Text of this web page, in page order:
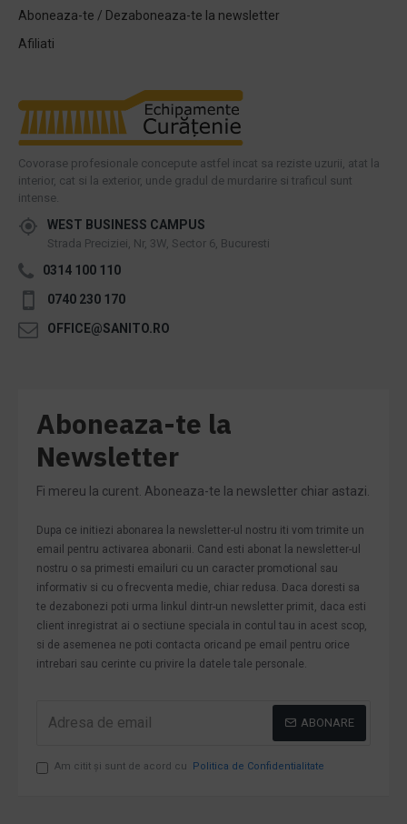
Aboneaza-te / Dezaboneaza-te la newsletter
Afiliati
Covorase profesionale concepute astfel incat sa reziste uzurii, atat la
interior, cat si la exterior, unde gradul de murdarire si traficul sunt
intense.
WEST BUSINESS CAMPUS
Strada Preciziei, Nr, 3W, Sector 6, Bucuresti
0314 100 110
0740 230 170
OFFICE@SANITO.RO
Aboneaza-te la
Newsletter
Fi mereu la curent. Aboneaza-te la newsletter chiar astazi.
Dupa ce initiezi abonarea la newsletter-ul nostru iti vom trimite un
email pentru activarea abonarii. Cand esti abonat la newsletter-ul
nostru o sa primesti emailuri cu un caracter promotional sau
informativ si cu o frecventa medie, chiar redusa. Daca doresti sa
te dezabonezi poti urma linkul dintr-un newsletter primit, daca esti
client inregistrat ai o sectiune speciala in contul tau in acest scop,
si de asemenea ne poti contacta oricand pe email pentru orice
intrebari sau cerinte cu privire la datele tale personale.
ABONARE
Am citit şi sunt de acord cu Politica de Confidentialitate